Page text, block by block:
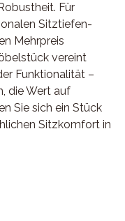
Für
Sitztiefen-
Mehrpreis
vereint
Funktionalität –
die Wert auf
Sie sich ein Stück
Sitzkomfort in